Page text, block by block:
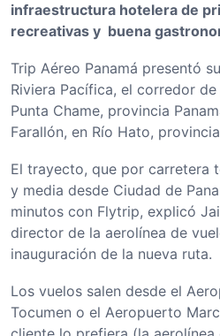
infraestructura hotelera de
recreativas y buena
Trip Aéreo Panamá presentó
Riviera Pacífica, el corredor
Punta Chame, provincia
Farallón, en Río Hato,
El trayecto, que por carretera
y media desde Ciudad de
minutos con Flytrip, explicó
director de la aerolínea de
inauguración de la nueva ruta.
Los vuelos salen desde el
Tocumen o el Aeropuerto